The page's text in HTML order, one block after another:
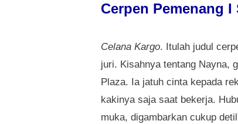
Cerpen Pemenang I
Celana Kargo. Itulah judul
juri. Kisahnya tentang Nayna,
Plaza. Ia jatuh cinta kepada
kakinya saja saat bekerja.
muka, digambarkan cukup